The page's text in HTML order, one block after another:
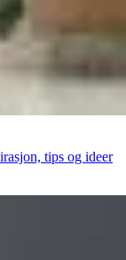
tips og ideer